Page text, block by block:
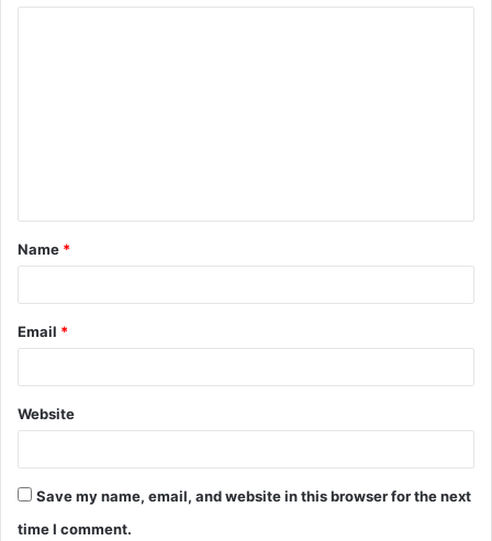
Name *
Email *
Website
Save my name, email, and website in this browser for the next
time I comment.